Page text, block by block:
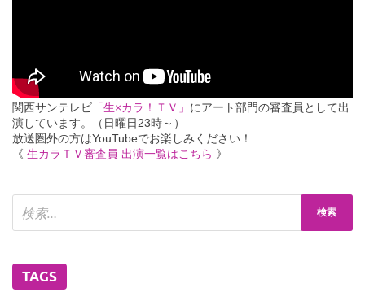
関西サンテレビ 「生×カラ！ＴＶ」 にアート部門の審査員として出
演しています。（日曜日23時～）
放送圏外の方はYouTubeでお楽しみください！
《 生カラＴＶ審査員 出演一覧はこちら 》
TAGS